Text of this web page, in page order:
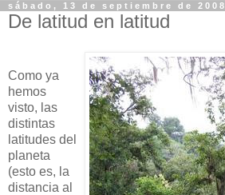
sábado, 13 de septiembre de 2008
De latitud en latitud
Como ya
hemos
visto, las
distintas
latitudes del
planeta
(esto es, la
distancia al